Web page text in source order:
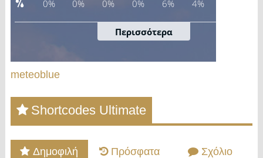
meteoblue
Shortcodes Ultimate
Δημοφιλή Πρόσφατα Σχόλιο